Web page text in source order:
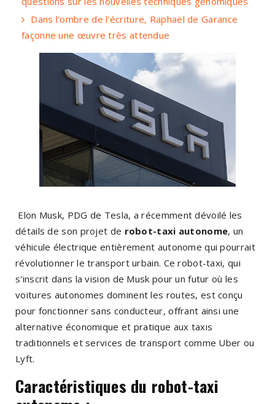
Dans l'ombre de l'écriture, Raphaël de Garance
façonne une œuvre très attendue
Elon Musk, PDG de Tesla, a récemment dévoilé les
détails de son projet de robot-taxi autonome, un
véhicule électrique entièrement autonome qui pourrait
révolutionner le transport urbain. Ce robot-taxi, qui
s'inscrit dans la vision de Musk pour un futur où les
voitures autonomes dominent les routes, est conçu
pour fonctionner sans conducteur, offrant ainsi une
alternative économique et pratique aux taxis
traditionnels et services de transport comme Uber ou
Lyft.
Caractéristiques du robot-taxi